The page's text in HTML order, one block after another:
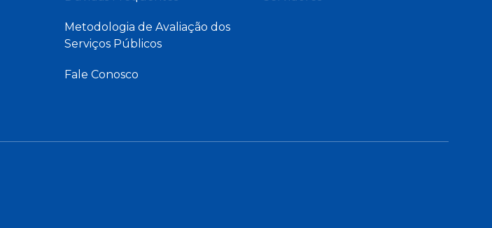
Metodologia de Avaliação dos
Serviços Públicos
Fale Conosco